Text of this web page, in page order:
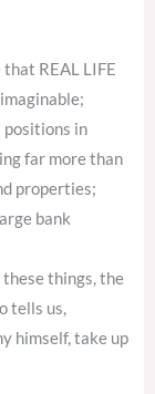
REAL LIFE
positions in
far more than
properties;
bank
things, the
tells us,
himself, take up